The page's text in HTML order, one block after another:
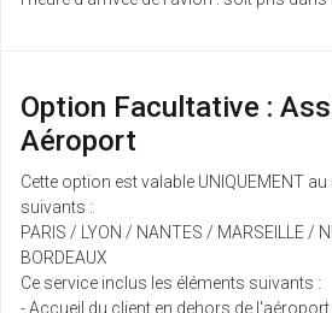
Option Facultative :
Aéroport
Cette option est valable UNIQUEMENT
suivants :
PARIS / LYON / NANTES / MARSEILLE /
BORDEAUX
Ce service inclus les éléments suivants :
- Accueil du client en dehors de